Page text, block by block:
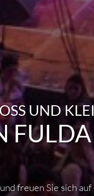
UND KLEIN
FULDA
freuen Sie sich auf